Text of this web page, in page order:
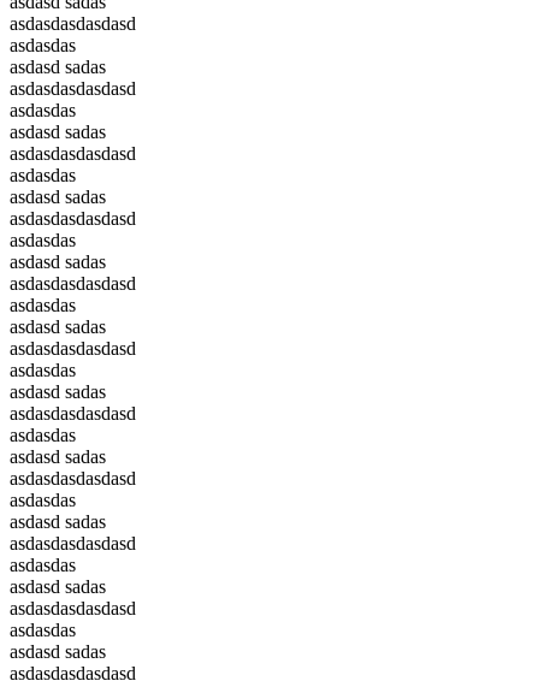
asdasdasdasdasd
asdasdas
asdasd sadas
asdasdasdasdasd
asdasdas
asdasd sadas
asdasdasdasdasd
asdasdas
asdasd sadas
asdasdasdasdasd
asdasdas
asdasd sadas
asdasdasdasdasd
asdasdas
asdasd sadas
asdasdasdasdasd
asdasdas
asdasd sadas
asdasdasdasdasd
asdasdas
asdasd sadas
asdasdasdasdasd
asdasdas
asdasd sadas
asdasdasdasdasd
asdasdas
asdasd sadas
asdasdasdasdasd
asdasdas
asdasd sadas
asdasdasdasdasd